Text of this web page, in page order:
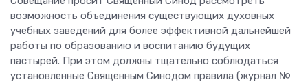
возможность объединения существующих духовных
учебных заведений для более эффективной дальнейшей
работы по образованию и воспитанию будущих
пастырей. При этом должны тщательно соблюдаться
установленные Священным Синодом правила (журнал №